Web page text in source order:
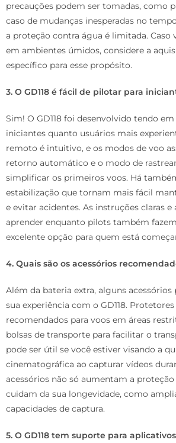
precauções podem ser tomadas, como
caso de mudanças inesperadas no
a proteção contra água é limitada. Caso
em ambientes úmidos, considere a
específico para esse propósito.
3. O GD118 é fácil de pilotar para
Sim! O GD118 foi desenvolvido tendo
iniciantes quanto usuários mais
remoto é intuitivo, e os modos de voo
retorno automático e o modo de
simplificar os primeiros voos. Há
estabilização que tornam mais fácil
e evitar acidentes. As instruções claras e
aprender enquanto pilots também fazem
excelente opção para quem está
4. Quais são os acessórios
Além da bateria extra, alguns
sua experiência com o GD118.
recomendados para voos em áreas
bolsas de transporte para facilitar o
pode ser útil se você estiver visando a
cinematográfica ao capturar vídeos
acessórios não só aumentam a
cuidam da sua longevidade, como
capacidades de captura.
5. O GD118 tem suporte para